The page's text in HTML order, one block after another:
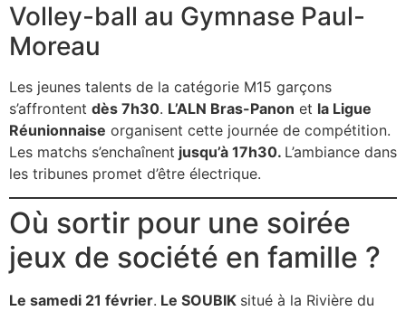
Volley-ball au Gymnase Paul-
Moreau
Les jeunes talents de la catégorie M15 garçons
s’affrontent dès 7h30. L’ALN Bras-Panon et la Ligue
Réunionnaise organisent cette journée de compétition.
Les matchs s’enchaînent jusqu’à 17h30. L’ambiance dans
les tribunes promet d’être électrique.
Où sortir pour une soirée
jeux de société en famille ?
Le samedi 21 février. Le SOUBIK situé à la Rivière du